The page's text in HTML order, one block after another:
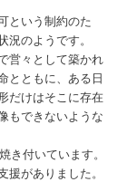
という制約のた
のようです。
営々として築かれ
とともに、ある日
だけはそこに存在
もできないような
き付いています。
援がありました。